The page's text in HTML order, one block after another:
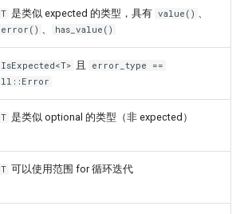
T 是类似 expected 的类型，具有 value() 、
error() 、 has_value()
IsExpected<T> 且
error_type ==
ll::Error
T 是类似 optional 的类型（非 expected）
T 可以使用范围 for 循环迭代